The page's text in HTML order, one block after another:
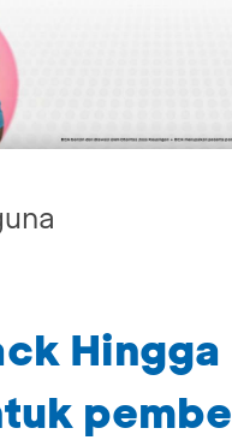
Hingga